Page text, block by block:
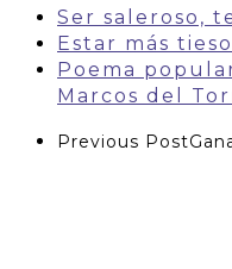
Ser saleroso,
Estar más
Poema
Marcos del
Previous Post